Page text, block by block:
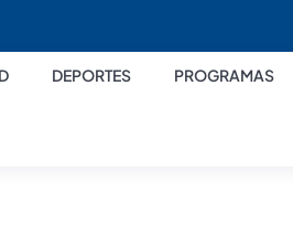
DEPORTES PROGRAMAS